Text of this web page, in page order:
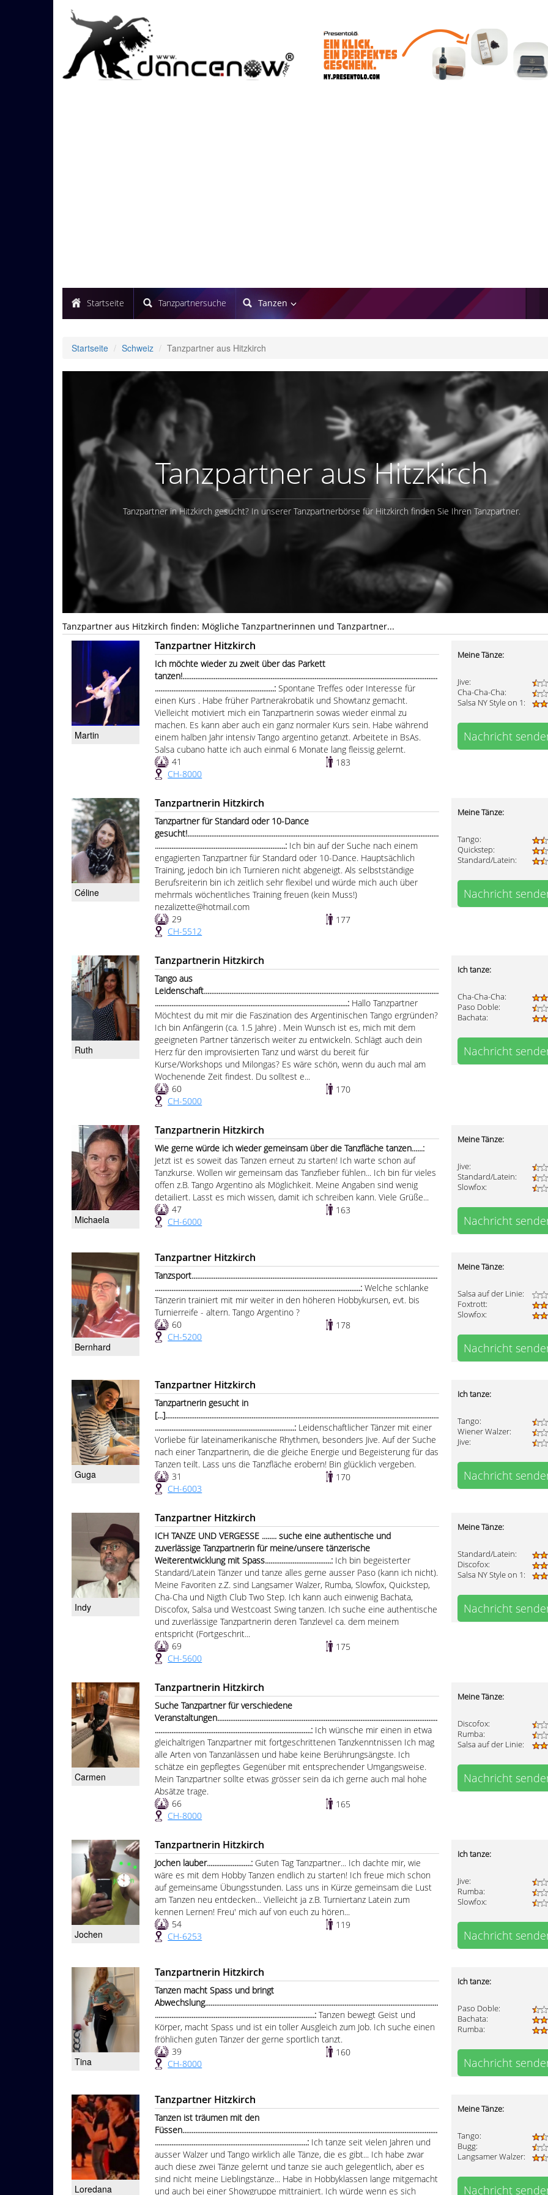
Startseite Tanzpartnersuche Tanzen
Startseite Schweiz Tanzpartner aus Hitzkirch
Tanzpartner aus Hitzkirch
Tanzpartner in Hitzkirch gesucht? In unserer Tanzpartnerbörse für Hitzkirch finden Sie Ihren Tanzpartner.
Tanzpartner aus Hitzkirch finden: Mögliche Tanzpartnerinnen und Tanzpartner...
Martin
Tanzpartner Hitzkirch
Ich möchte wieder zu zweit über das Parkett
tanzen!...........................................................................................................................................
.................................................................:Spontane Treffes oder Interesse für
einen Kurs . Habe früher Partnerakrobatik und Showtanz gemacht.
Vielleicht motiviert mich ein Tanzpartnerin sowas wieder einmal zu
machen. Es kann aber auch ein ganz normaler Kurs sein. Habe während
einem halben Jahr intensiv Tango argentino getanzt. Arbeitete in BsAs.
Salsa cubano hatte ich auch einmal 6 Monate lang fleissig gelernt.
41
183
CH-8000
Meine Tänze:
Jive:
Cha-Cha-Cha:
Salsa NY Style on 1:
Nachricht
Céline
Tanzpartnerin Hitzkirch
Tanzpartner für Standard oder 10-Dance
gesucht!.........................................................................................................................................
.......................................................................: Ich bin auf der Suche nach einem
engagierten Tanzpartner für Standard oder 10-Dance. Hauptsächlich
Training, jedoch bin ich Turnieren nicht abgeneigt. Als selbstständige
Berufsreiterin bin ich zeitlich sehr flexibel und würde mich auch über
mehrmals wöchentliches Training freuen (kein Muss!)
nezalizette@hotmail.com
29
177
CH-5512
Meine Tänze:
Tango:
Quickstep:
Standard/Latein:
Nachricht
Ruth
Tanzpartnerin Hitzkirch
Tango aus
Leidenschaft................................................................................................................................
.........................................................................................................: Hallo Tanzpartner
Möchtest du mit mir die Faszination des Argentinischen Tango ergründen?
Ich bin Anfängerin (ca. 1.5 Jahre) . Mein Wunsch ist es, mich mit dem
geeigneten Partner tänzerisch weiter zu entwickeln. Schlägt auch dein
Herz für den improvisierten Tanz und wärst du bereit für
Kurse/Workshops und Milongas? Es wäre schön, wenn du auch mal am
Wochenende Zeit findest. Du solltest e...
60
170
CH-5000
Ich tanze:
Cha-Cha-Cha:
Paso Doble:
Bachata:
Nachricht
Michaela
Tanzpartnerin Hitzkirch
Wie gerne würde ich wieder gemeinsam über die Tanzfläche tanzen......:
Jetzt ist es soweit das Tanzen erneut zu starten! Ich warte schon auf
Tanzkurse. Wollen wir gemeinsam das Tanzfieber fühlen... Ich bin für vieles
offen z.B. Tango Argentino als Möglichkeit. Meine Angaben sind wenig
detailiert. Lasst es mich wissen, damit ich schreiben kann. Viele Grüße...
47
163
CH-6000
Meine Tänze:
Jive:
Standard/Latein:
Slowfox:
Nachricht
Bernhard
Tanzpartner Hitzkirch
Tanzsport......................................................................................................................................
................................................................................................................:Welche schlanke
Tänzerin trainiert mit mir weiter in den höheren Hobbykursen, evt. bis
Turnierreife - altern. Tango Argentino ?
60
178
CH-5200
Meine Tänze:
Salsa auf der Linie:
Foxtrott:
Slowfox:
Nachricht
Guga
Tanzpartner Hitzkirch
Tanzpartnerin gesucht in
[...].....................................................................................................................................................
............................................................................: Leidenschaftlicher Tänzer mit einer
Vorliebe für lateinamerikanische Rhythmen, besonders Jive. Auf der Suche
nach einer Tanzpartnerin, die die gleiche Energie und Begeisterung für das
Tanzen teilt. Lass uns die Tanzfläche erobern! Bin glücklich vergeben.
31
170
CH-6003
Ich tanze:
Tango:
Wiener Walzer:
Jive:
Nachricht
Indy
Tanzpartner Hitzkirch
ICH TANZE UND VERGESSE ........ suche eine authentische und
zuverlässige Tanzpartnerin für meine/unsere tänzerische
Weiterentwicklung mit Spass....................................: Ich bin begeisterter
Standard/Latein Tänzer und tanze alles gerne ausser Paso (kann ich nicht).
Meine Favoriten z.Z. sind Langsamer Walzer, Rumba, Slowfox, Quickstep,
Cha-Cha und Nigth Club Two Step. Ich kann auch einwenig Bachata,
Discofox, Salsa und Westcoast Swing tanzen. Ich suche eine authentische
und zuverlässige Tanzpartnerin deren Tanzlevel ca. dem meinem
entspricht (Fortgeschrit...
69
175
CH-5600
Meine Tänze:
Standard/Latein:
Discofox:
Salsa NY Style on 1:
Nachricht
Carmen
Tanzpartnerin Hitzkirch
Suche Tanzpartner für verschiedene
Veranstaltungen........................................................................................................................
.....................................................................................: Ich wünsche mir einen in etwa
gleichaltrigen Tanzpartner mit fortgeschrittenen Tanzkenntnissen Ich mag
alle Arten von Tanzanlässen und habe keine Berührungsängste. Ich
schätze ein gepflegtes Gegenüber mit entsprechender Umgangsweise.
Mein Tanzpartner sollte etwas grösser sein da ich gerne auch mal hohe
Absätze trage.
66
165
CH-8000
Meine Tänze:
Discofox:
Rumba:
Salsa auf der Linie:
Nachricht
Jochen
Tanzpartnerin Hitzkirch
Jochen lauber........................: Guten Tag Tanzpartner... Ich dachte mir, wie
wäre es mit dem Hobby Tanzen endlich zu starten! Ich freue mich schon
auf gemeinsame Übungsstunden. Lass uns in Kürze gemeinsam die Lust
am Tanzen neu entdecken... Vielleicht ja z.B. Turniertanz Latein zum
kennen Lernen! Freu' mich auf von euch zu hören...
54
119
CH-6253
Ich tanze:
Jive:
Rumba:
Slowfox:
Nachricht
Tina
Tanzpartnerin Hitzkirch
Tanzen macht Spass und bringt
Abwechslung...............................................................................................................................
.......................................................................................:Tanzen bewegt Geist und
Körper, macht Spass und ist ein toller Ausgleich zum Job. Ich suche einen
fröhlichen guten Tänzer der gerne sportlich tanzt.
39
160
CH-8000
Ich tanze:
Paso Doble:
Bachata:
Rumba:
Nachricht
Loredana
Tanzpartner Hitzkirch
Tanzen ist träumen mit den
Füssen...........................................................................................................................................
...................................................................................: Ich tanze seit vielen Jahren und
ausser Walzer und Tango wirklich alle Tänze, die es gibt... Ich habe zwar
auch diese zwei Tänze gelernt und tanze sie auch gelegentlich, aber es
sind nicht meine Lieblingstänze... Habe in Hobbyklassen lange mitgemacht
und auch bei einer Showgruppe mittrainiert. Ich würde wenn es sich
Meine Tänze:
Tango:
Bugg:
Langsamer Walzer:
Nachricht